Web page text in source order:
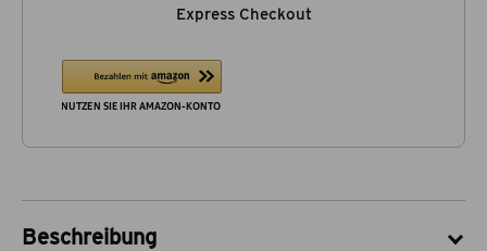
Express Checkout
Beschreibung